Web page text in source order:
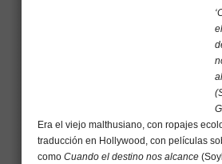
el
Era el viejo malthusiano, con ropajes
traducción en Hollywood, con películas
como Cuando el destino nos alcance